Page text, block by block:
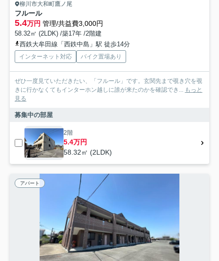
柳川市大和町鷹ノ尾
フルール
5.4万円 管理/共益費3,000円
58.32㎡ (2LDK) /築17年 /2階建
西鉄大牟田線「西鉄中島」駅 徒歩14分
インターネット対応 バイク置場あり
ぜひ一度見ていただきたい、「フルール」です。玄関先まで覗き穴を覗
きに行かなくてもインターホン越しに誰が来たのかを確認でき... もっと
見る
募集中の部屋
2階
5.4万円
58.32㎡ (2LDK)
アパート